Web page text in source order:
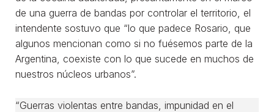
de una guerra de bandas por controlar el territorio, el
intendente sostuvo que “lo que padece Rosario, que
algunos mencionan como si no fuésemos parte de la
Argentina, coexiste con lo que sucede en muchos de
nuestros núcleos urbanos”.
“Guerras violentas entre bandas, impunidad en el